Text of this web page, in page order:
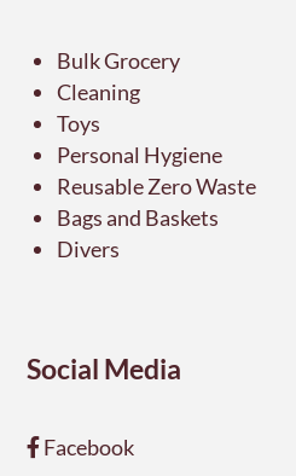
Bulk Grocery
Cleaning
Toys
Personal Hygiene
Reusable Zero Waste
Bags and Baskets
Divers
Social Media
Facebook